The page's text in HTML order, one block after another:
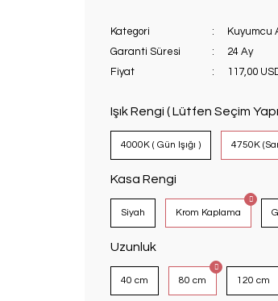
Kategori
Kuyumcu
Garanti Süresi
24 Ay
Fiyat
117,00
Işık Rengi ( Lütfen Seçim
4000K ( Gün Işığı ) 4750K
Kasa Rengi
Siyah Krom Kaplama
Uzunluk
40 cm 80 cm 120 cm